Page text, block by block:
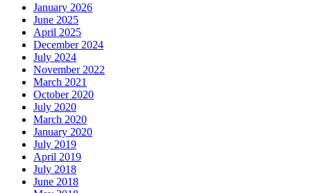
January 2026
June 2025
April 2025
December 2024
July 2024
November 2022
March 2021
October 2020
July 2020
March 2020
January 2020
July 2019
April 2019
July 2018
June 2018